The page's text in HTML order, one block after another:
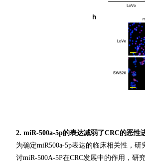
2. miR-500a-5p的表达减弱了CRC的恶性
为确定miR500a-5p表达的临床相关性，
讨miR-500A-5P在CRC发展中的作用，研